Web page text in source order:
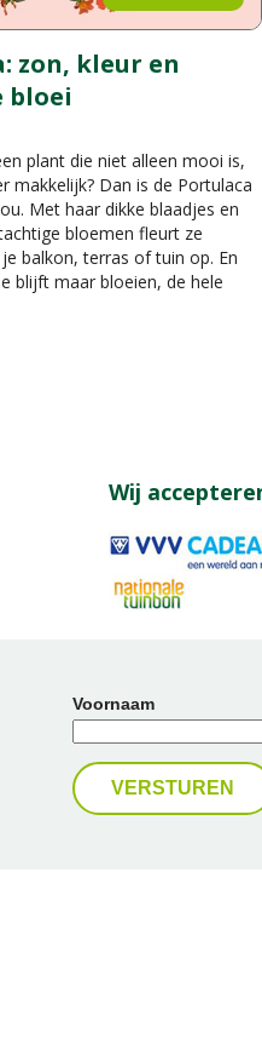
zon, kleur en
bloei
plant die niet alleen mooi is,
makkelijk? Dan is de Portulaca
Met haar dikke blaadjes en
bloemen fleurt ze
balkon, terras of tuin op. En
blijft maar bloeien, de hele
Wij
Voornaam